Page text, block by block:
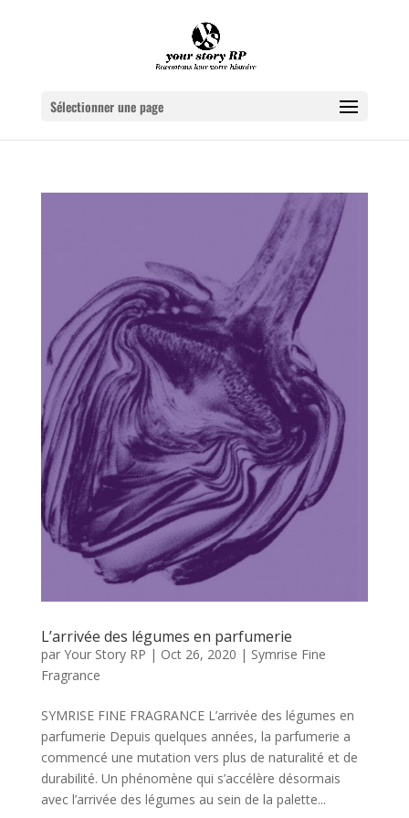
Sélectionner une page
L’arrivée des légumes en parfumerie
par Your Story RP | Oct 26, 2020 | Symrise Fine
Fragrance
SYMRISE FINE FRAGRANCE L’arrivée des légumes en
parfumerie Depuis quelques années, la parfumerie a
commencé une mutation vers plus de naturalité et de
durabilité. Un phénomène qui s’accélère désormais
avec l’arrivée des légumes au sein de la palette...